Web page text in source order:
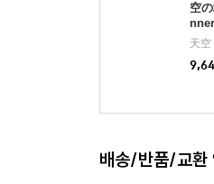
空
배송/반품/교환